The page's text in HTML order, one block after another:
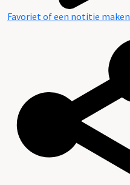
Favoriet of een notitie maken